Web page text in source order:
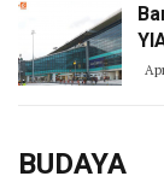
BUDAYA